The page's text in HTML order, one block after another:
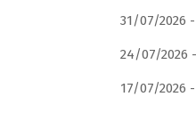
31/07/2026 -
24/07/2026 -
17/07/2026 -